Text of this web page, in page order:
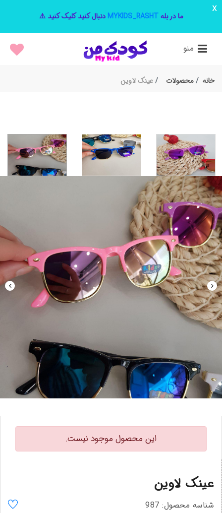
ما در بلهMYKIDS_RASHT دنبال کنید کلیک کنید ⚠️
x
منو
خانه محصولات عینک لاوین
این محصول موجود نیست.
عینک لاوین
شناسه محصول: 987